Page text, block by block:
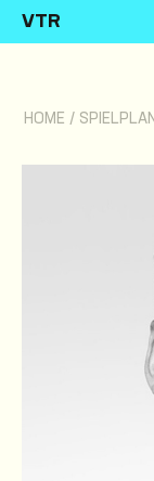
VTR
HOME / SPIELPLAN